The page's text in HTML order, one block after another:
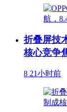
折叠屏技
核心竞争
8 21小时前